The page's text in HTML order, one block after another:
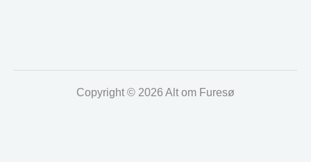
Copyright © 2026 Alt om Furesø